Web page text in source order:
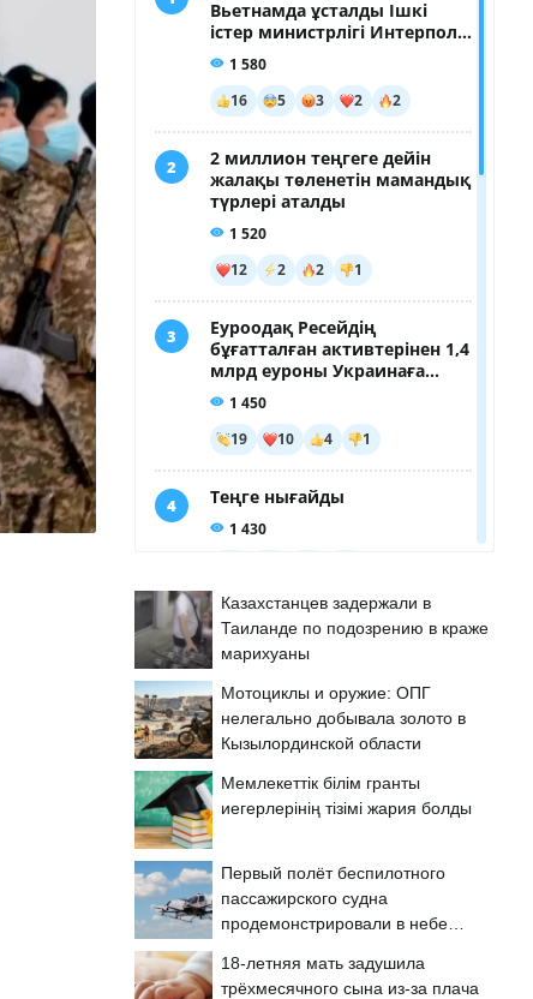
Казахстанцев задержали в
Таиланде по подозрению в краже
марихуаны
Мотоциклы и оружие: ОПГ
нелегально добывала золото в
Кызылординской области
Мемлекеттік білім гранты
иегерлерінің тізімі жария болды
Первый полёт беспилотного
пассажирского судна
продемонстрировали в небе
18-летняя мать задушила
трёхмесячного сына из-за плача